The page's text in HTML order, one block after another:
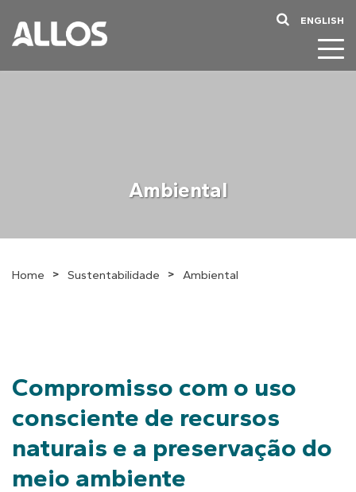
ENGLISH
Ambiental
Home > Sustentabilidade > Ambiental
Compromisso com o uso
consciente de recursos
naturais e a preservação do
meio ambiente